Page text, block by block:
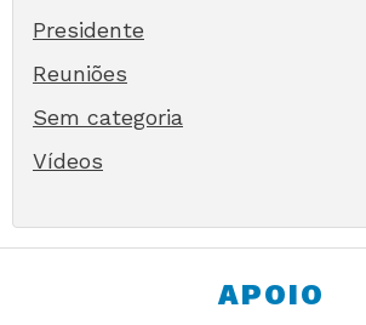
Presidente
Reuniões
Sem categoria
Vídeos
APOIO